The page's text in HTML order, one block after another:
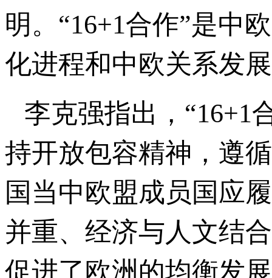
明。“16+1合作”是中
化进程和中欧关系发
李克强指出，“16+1
持开放包容精神，遵
国当中欧盟成员国应
并重、经济与人文结
促进了欧洲的均衡发